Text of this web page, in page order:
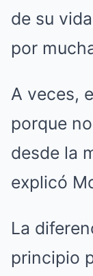
de su
por
A veces,
porque
desde la
explicó
La
principio